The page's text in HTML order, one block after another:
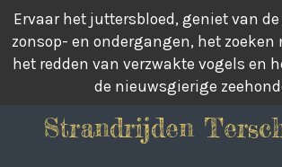
Ga
direct
naar
Strandrijden
Ervaar het juttersbloed, geniet van
zonsop- en ondergangen, het zoeken
het redden van verzwakte vogels en
de nieuwsgierige